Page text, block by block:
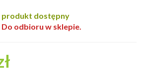
produkt dostępny
Do odbioru w sklepie.